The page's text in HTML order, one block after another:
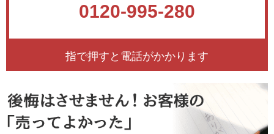
0120-995-280
指で押すと電話がかかります